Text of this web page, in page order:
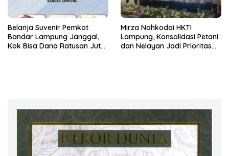
Belanja Suvenir Pemkot
Bandar Lampung Janggal,
Kok Bisa Dana Ratusan Juta
Mirza Nahkodai HKTI
Lampung, Konsolidasi Petani
dan Nelayan Jadi Prioritas